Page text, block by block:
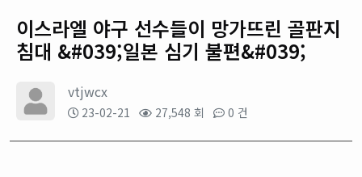
이스라엘 야구 선수들이 망가뜨린 골판지
침대 &#039;일본 심기 불편&#039;
vtjwcx
23-02-21 27,548 회 0 건